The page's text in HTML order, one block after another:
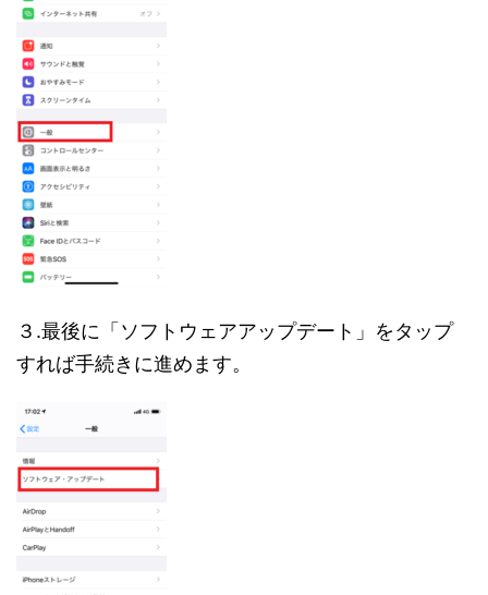
３.最後に「ソフトウェアアップデート」をタップ
すれば手続きに進めます。